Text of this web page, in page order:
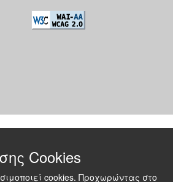
Cookies
cookies. Προχωρώντας στο